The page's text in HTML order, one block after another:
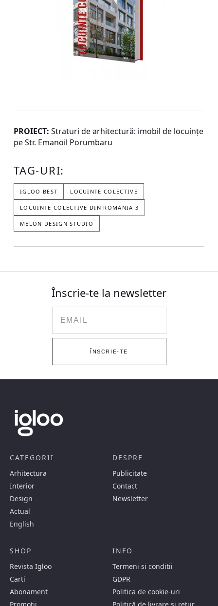
PROIECT: Straturi de arhitectură: imobil de locuințe
pe Str. Emanoil Porumbaru
TAG-URI:
IGLOO BEST LOCUINTE COLECTIVE
LOCUINTE COLECTIVE DIN ROMANIA 3
MELON DESIGN STUDIO
Înscrie-te la newsletter
ÎNSCRIE-TE
CATEGORII
Arhitectura
Interior
Design
Actual
English
DESPRE
Publicitate
Contact
Newsletter
SHOP
Revista Igloo
Carti
Abonament
INFO
Termeni si conditii
GDPR
Politica de cookie-uri